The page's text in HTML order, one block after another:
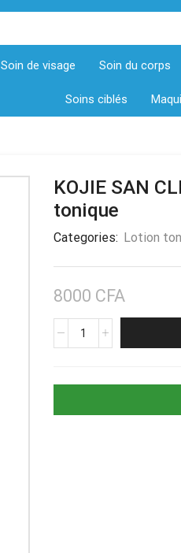
Soin de visage Soin du corps
Soins ciblés
KOJIE SAN
tonique
Categories: Lotion
8000 CFA